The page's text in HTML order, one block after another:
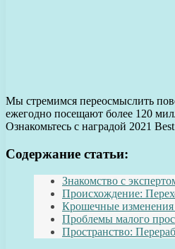
Мы стремимся переосмыслить
ежегодно посещают более 120
Ознакомьтесь с наградой 2021
Содержание статьи:
Знакомство с
Происхождение:
Крошечные
Проблемы малого
Пространство: